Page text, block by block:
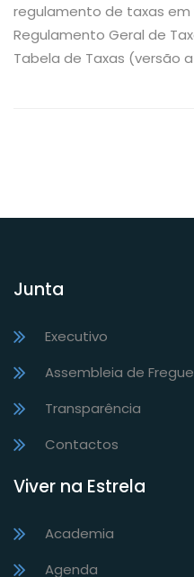
regulamento de taxas em
Regulamento Geral de
Tabela de Taxas (versão
Junta
Executivo
Assembleia de
Transparência
Contactos
Viver na Estrela
Academia
Agenda